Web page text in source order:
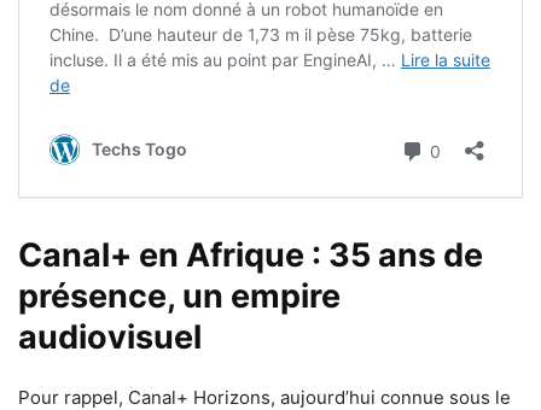
Canal+ en Afrique : 35 ans de
présence, un empire
audiovisuel
Pour rappel, Canal+ Horizons, aujourd’hui connue sous le